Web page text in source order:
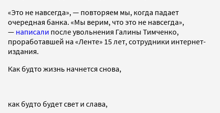
«Это не навсегда», — повторяем мы, когда падает
очередная банка. «Мы верим, что это не навсегда»,
— написали после увольнения Галины Тимченко,
проработавшей на «Ленте» 15 лет, сотрудники интернет-
издания.
Как будто жизнь начнется снова,
как будто будет свет и слава,